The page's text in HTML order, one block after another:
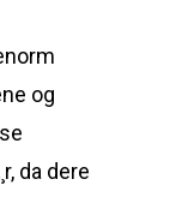
og
da dere